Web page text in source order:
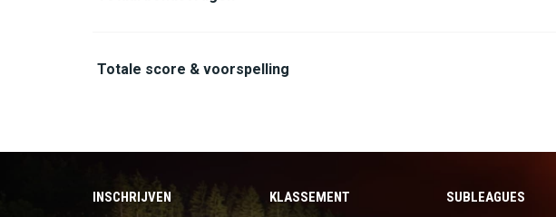
Totale score & voorspelling
INSCHRIJVEN KLASSEMENT SUBLEAGUES